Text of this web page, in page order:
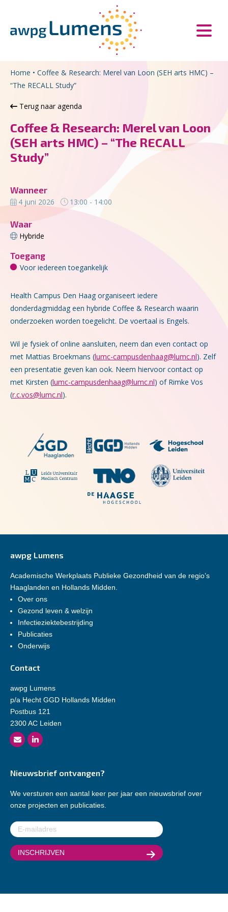
Home • Coffee & Research: Merel van Loon (SEH arts HMC) –
“The RECALL Study”
Terug naar agenda
Coffee & Research: Merel van Loon
(SEH arts HMC) – “The RECALL
Study”
Wanneer
4 juni 2026 13:00 - 14:00
Waar
Hybride
Toegang
Voor iedereen toegankelijk
Health Campus Den Haag organiseert iedere
donderdagmiddag een hybride Coffee & Research waarin
onderzoeken worden toegelicht. De voertaal is Engels.
Wil je fysiek of online aansluiten, neem dan even contact op
met Mattias Broekmans (lumc-campusdenhaag@lumc.nl). Zelf
een presentatie geven kan ook. Neem hiervoor contact op
met Kirsten (lumc-campusdenhaag@lumc.nl) of Rimke Vos
(r.c.vos@lumc.nl).
awpg Lumens
Academische Werkplaats Publieke Gezondheid van de regio’s
Haaglanden en Hollands Midden.
Over ons
Gezond leven & welzijn
Infectieziektebestrijding
Publicaties
Onderwijs
Contact
awpg Lumens
p/a Hecht GGD Hollands Midden
Postbus 121
2300 AC Leiden
Nieuwsbrief ontvangen?
We versturen een aantal keer per jaar een nieuwsbrief over
onze projecten en publicaties.
E-
mailadres(Vereist)